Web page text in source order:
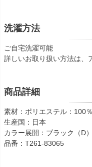
洗濯方法
ご自宅洗濯可能
詳しいお取り扱い方法は、
商品詳細
素材：ポリエステル：100％
生産国：日本
カラー展開：ブラック（D
品番：T261-83065